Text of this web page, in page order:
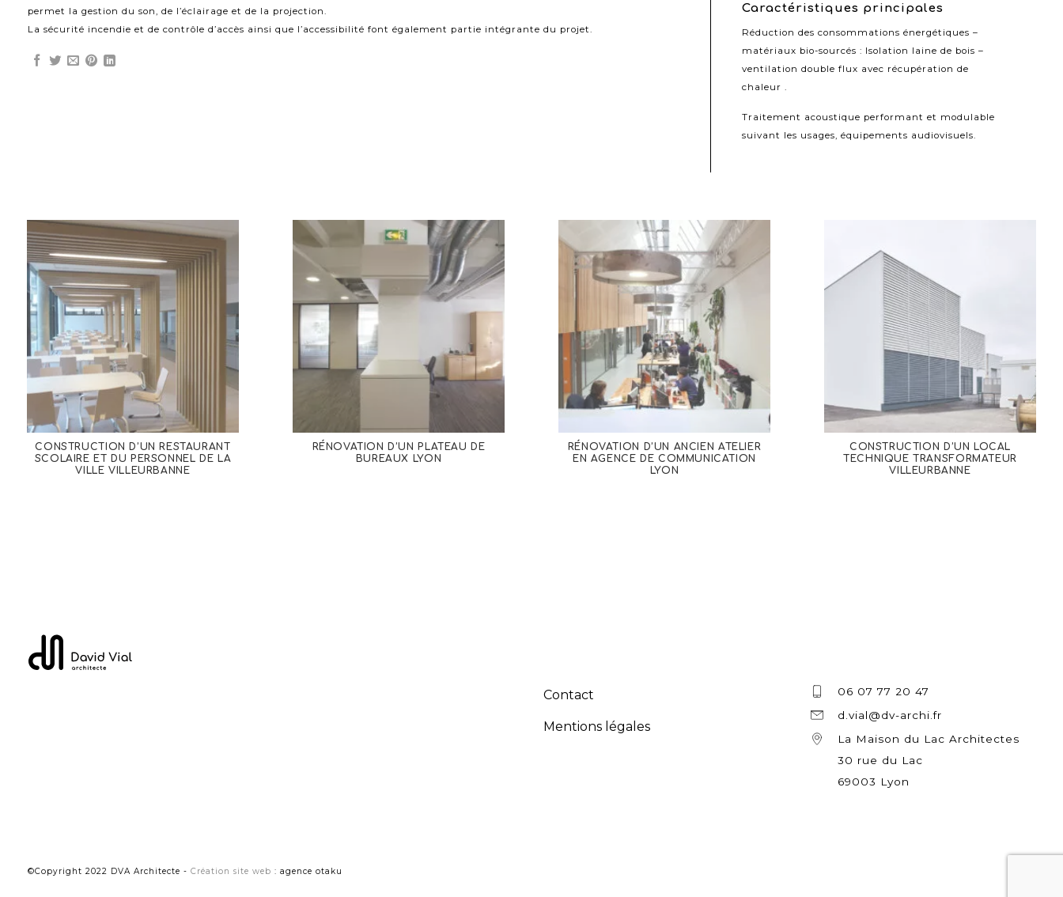
permet la gestion du son, de l’éclairage et de la projection.
La sécurité incendie et de contrôle d’accès ainsi que l’accessibilité font également partie intégrante du projet.
Caractéristiques principales
Réduction des consommations énergétiques –
matériaux bio-sourcés : Isolation laine de bois –
ventilation double flux avec récupération de
chaleur .
Traitement acoustique performant et modulable
suivant les usages, équipements audiovisuels.
CONSTRUCTION D’UN RESTAURANT
SCOLAIRE ET DU PERSONNEL DE LA
VILLE VILLEURBANNE
RÉNOVATION D’UN PLATEAU DE
BUREAUX LYON
RÉNOVATION D’UN ANCIEN ATELIER
EN AGENCE DE COMMUNICATION
LYON
CONSTRUCTION D’UN LOCAL
TECHNIQUE TRANSFORMATEUR
VILLEURBANNE
Contact
Mentions légales
06 07 77 20 47
d.vial@dv-archi.fr
La Maison du Lac Architectes
30 rue du Lac
69003 Lyon
©Copyright 2022 DVA Architecte - Création site web : agence otaku